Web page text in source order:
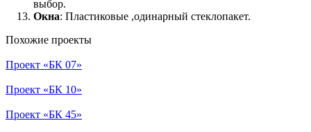
выбор.
Окна: Пластиковые ,одинарный стеклопакет.
Похожие проекты
Проект «БК 07»
Проект «БК 10»
Проект «БК 45»